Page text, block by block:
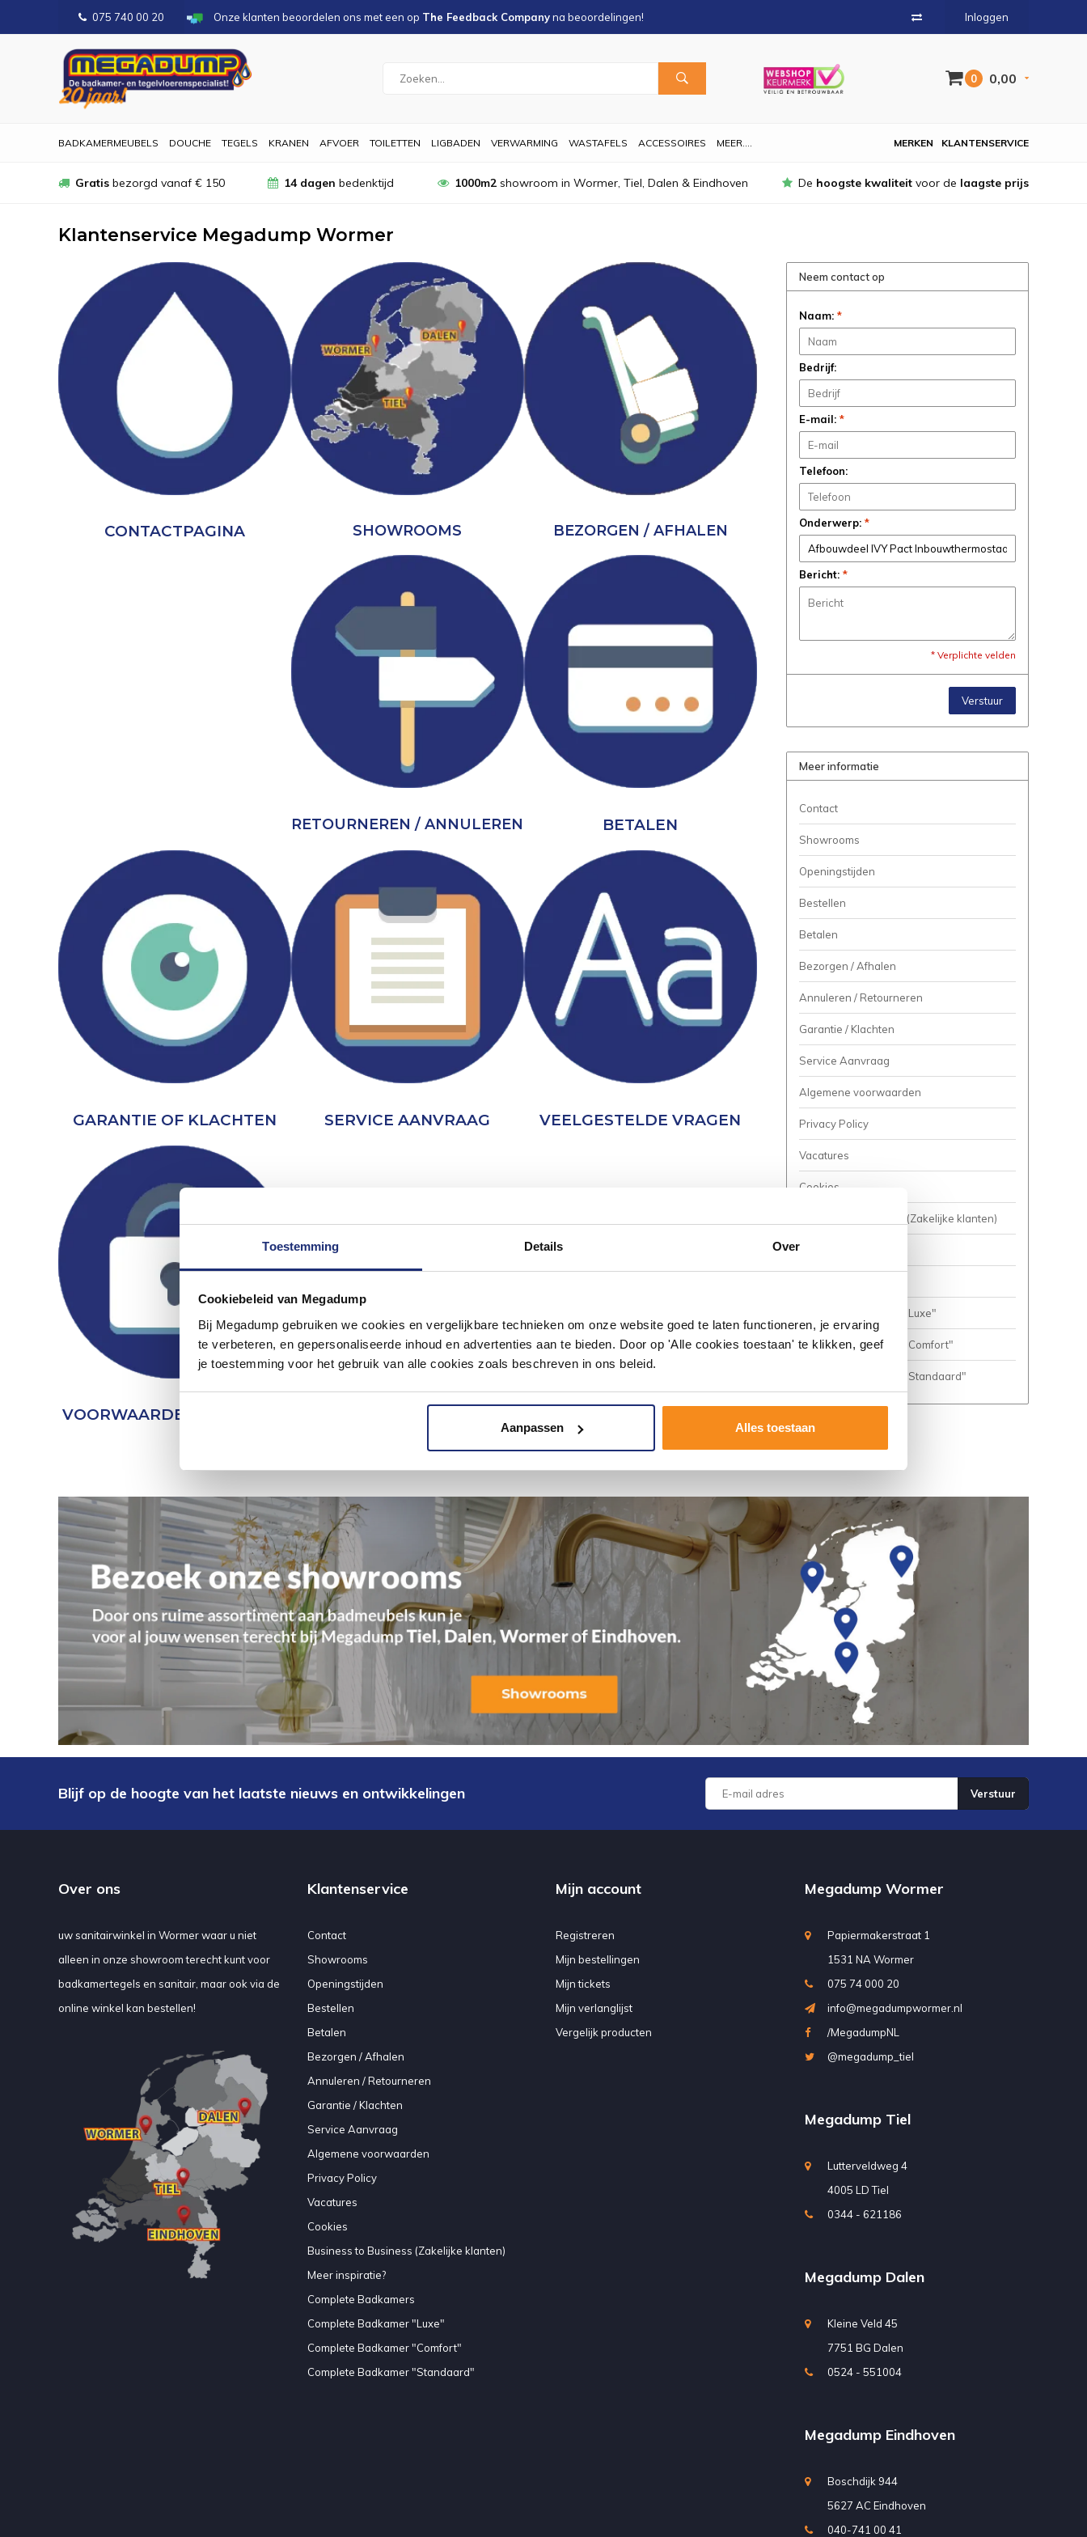
Toestemming Details Over
Cookiebeleid van Megadump
Bij Megadump gebruiken we cookies en vergelijkbare technieken om onze website goed te laten functioneren, je ervaring
te verbeteren, en gepersonaliseerde inhoud en advertenties aan te bieden. Door op 'Alle cookies toestaan' te klikken, geef
je toestemming voor het gebruik van alle cookies zoals beschreven in ons beleid.
Aanpassen Alles toestaan
075 740 00 20 Onze klanten beoordelen ons met een op The Feedback Companyna beoordelingen! Inloggen
0 0,00
BADKAMERMEUBELS DOUCHE TEGELS KRANEN AFVOER TOILETTEN LIGBADEN VERWARMING WASTAFELS ACCESSOIRES MEER.... KLANTENSERVICE
MERKEN
Gratis bezorgd vanaf € 150 14 dagen bedenktijd 1000m2showroom in Wormer, Tiel, Dalen & Eindhoven De hoogste kwaliteit voor de laagste prijs
Klantenservice Megadump Wormer
CONTACTPAGINA SHOWROOMS BEZORGEN / AFHALEN
RETOURNEREN / ANNULEREN BETALEN
GARANTIE OF KLACHTEN SERVICE AANVRAAG VEELGESTELDE VRAGEN
VOORWAARDEN & PRIVACY
Neem contact op
Naam: *
Bedrijf:
E-mail: *
Telefoon:
Onderwerp: *
Bericht: *
* Verplichte velden
Verstuur
Meer informatie
Contact
Showrooms
Openingstijden
Bestellen
Betalen
Bezorgen / Afhalen
Annuleren / Retourneren
Garantie / Klachten
Service Aanvraag
Algemene voorwaarden
Privacy Policy
Vacatures
Cookies
Business to Business (Zakelijke klanten)
Meer inspiratie?
Complete Badkamer "Luxe"
Complete Badkamer "Comfort"
Complete Badkamer "Standaard"
Blijf op de hoogte van het laatste nieuws en ontwikkelingen Verstuur
Over ons
uw sanitairwinkel in Wormer waar u niet
alleen in onze showroom terecht kunt voor
badkamertegels en sanitair, maar ook via de
online winkel kan bestellen!
Klantenservice
Contact
Showrooms
Openingstijden
Bestellen
Betalen
Bezorgen / Afhalen
Annuleren / Retourneren
Garantie / Klachten
Service Aanvraag
Algemene voorwaarden
Privacy Policy
Vacatures
Cookies
Business to Business (Zakelijke klanten)
Meer inspiratie?
Complete Badkamers
Complete Badkamer "Luxe"
Complete Badkamer "Comfort"
Complete Badkamer "Standaard"
Mijn account
Registreren
Mijn bestellingen
Mijn tickets
Mijn verlanglijst
Vergelijk producten
Megadump Wormer
Papiermakerstraat 1
1531 NA Wormer
075 74 000 20
info@megadumpwormer.nl
/MegadumpNL
@megadump_tiel
Megadump Tiel
Lutterveldweg 4
4005 LD Tiel
0344 - 621186
Megadump Dalen
Kleine Veld 45
7751 BG Dalen
0524 - 551004
Megadump Eindhoven
Boschdijk 944
5627 AC Eindhoven
040-741 00 41